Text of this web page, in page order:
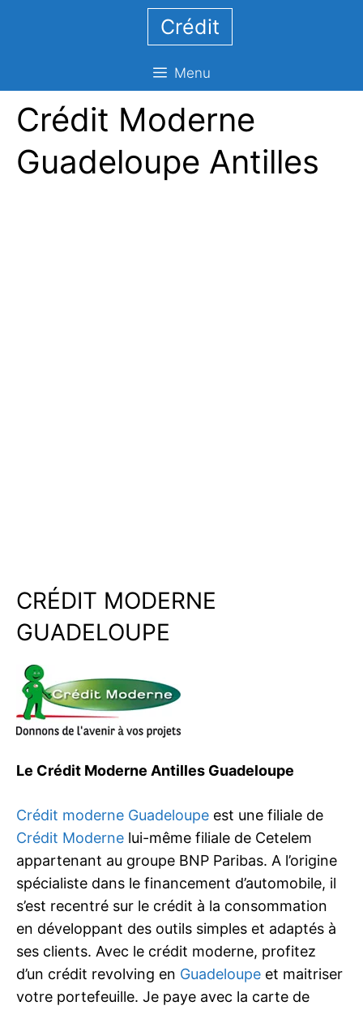
Crédit
Menu
Crédit Moderne
Guadeloupe Antilles
CRÉDIT MODERNE
GUADELOUPE
Le Crédit Moderne Antilles Guadeloupe
Crédit moderne Guadeloupe est une filiale de
Crédit Moderne lui-même filiale de Cetelem
appartenant au groupe BNP Paribas. A l’origine
spécialiste dans le financement d’automobile, il
s’est recentré sur le crédit à la consommation
en développant des outils simples et adaptés à
ses clients. Avec le crédit moderne, profitez
d’un crédit revolving en Guadeloupe et maitriser
votre portefeuille. Je paye avec la carte de